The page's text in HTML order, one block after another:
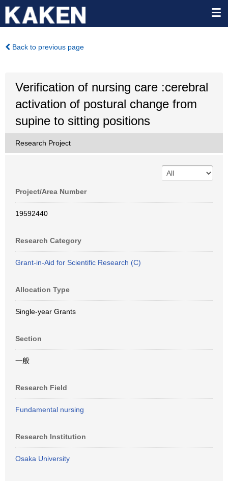
Back to previous page
Verification of nursing care :cerebral
activation of postural change from
supine to sitting positions
Research Project
Project/Area Number
19592440
Research Category
Grant-in-Aid for Scientific Research (C)
Allocation Type
Single-year Grants
Section
一般
Research Field
Fundamental nursing
Research Institution
Osaka University